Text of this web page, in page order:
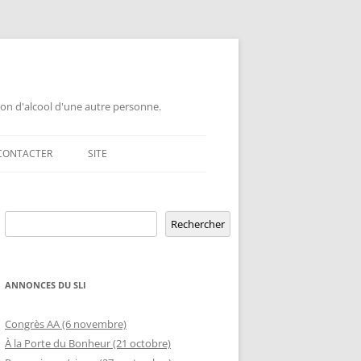
d'alcool d'une autre personne.
D’INFORMATION DANS UNE ÉCOLE
OUVERTE
TEMPORAIRE
DE RIP
SITE
Rechercher
ANNONCES DU SLI
Congrès AA (6 novembre)
À la Porte du Bonheur (21 octobre)